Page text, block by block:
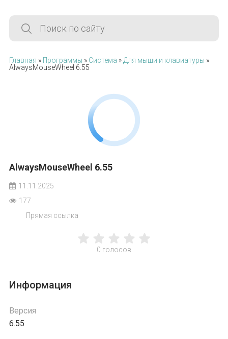
Главная » Программы » Система » Для мыши и клавиатуры »
AlwaysMouseWheel 6.55
AlwaysMouseWheel 6.55
11.11.2025
177
Прямая ссылка
0 голосов
Информация
Версия
6.55